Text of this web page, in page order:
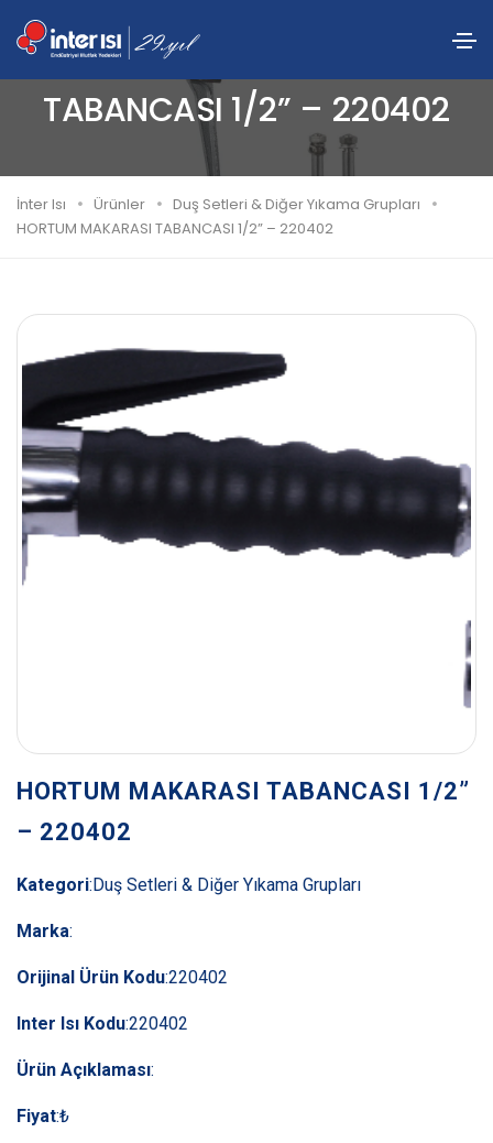
HORTUM MAKARASI
TABANCASI 1/2” – 220402
İnter Isı Ürünler
Duş Setleri & Diğer Yıkama Grupları
HORTUM MAKARASI TABANCASI 1/2” – 220402
HORTUM MAKARASI TABANCASI 1/2”
– 220402
Kategori: Duş Setleri & Diğer Yıkama Grupları
Marka:
Orijinal Ürün Kodu:220402
Inter Isı Kodu:220402
Ürün Açıklaması:
Fiyat:₺